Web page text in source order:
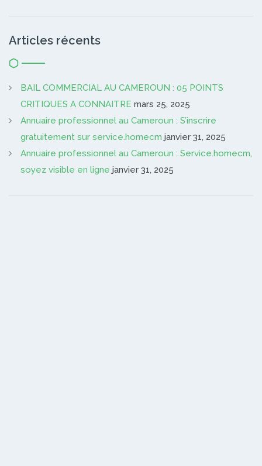
Articles récents
BAIL COMMERCIAL AU CAMEROUN : 05 POINTS
CRITIQUES A CONNAITRE mars 25, 2025
Annuaire professionnel au Cameroun : S’inscrire
gratuitement sur service.homecm janvier 31, 2025
Annuaire professionnel au Cameroun : Service.homecm,
soyez visible en ligne janvier 31, 2025